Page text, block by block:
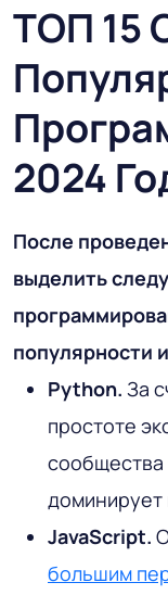
ТОП 15
2024
После
выделить
популярности
Python. За
простоте
сообщества
доминирует
JavaScript.
большим